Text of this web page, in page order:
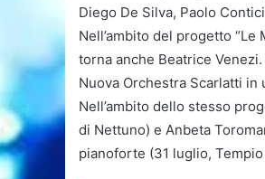
Diego De Silva, Paolo
Nell’ambito del progetto
torna anche Beatrice
Nuova Orchestra Scarlatti
Nell’ambito dello stesso
di Nettuno) e Anbeta
pianoforte (31 luglio,